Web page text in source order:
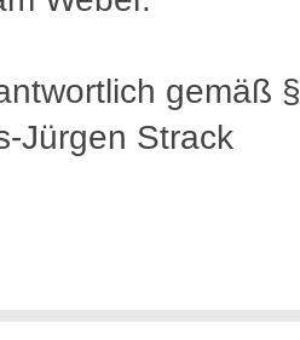
gemäß
Jürgen Strack